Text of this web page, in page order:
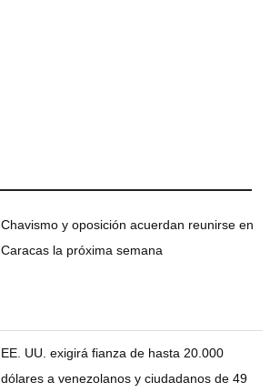
Chavismo y oposición acuerdan reunirse en
Caracas la próxima semana
EE. UU. exigirá fianza de hasta 20.000
dólares a venezolanos y ciudadanos de 49